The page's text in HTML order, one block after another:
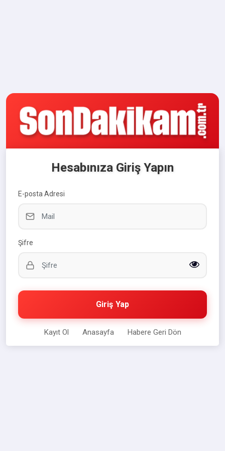
Hesabınıza Giriş Yapın
E-posta Adresi
Şifre
Giriş Yap
Kayıt Ol Anasayfa Habere Geri Dön